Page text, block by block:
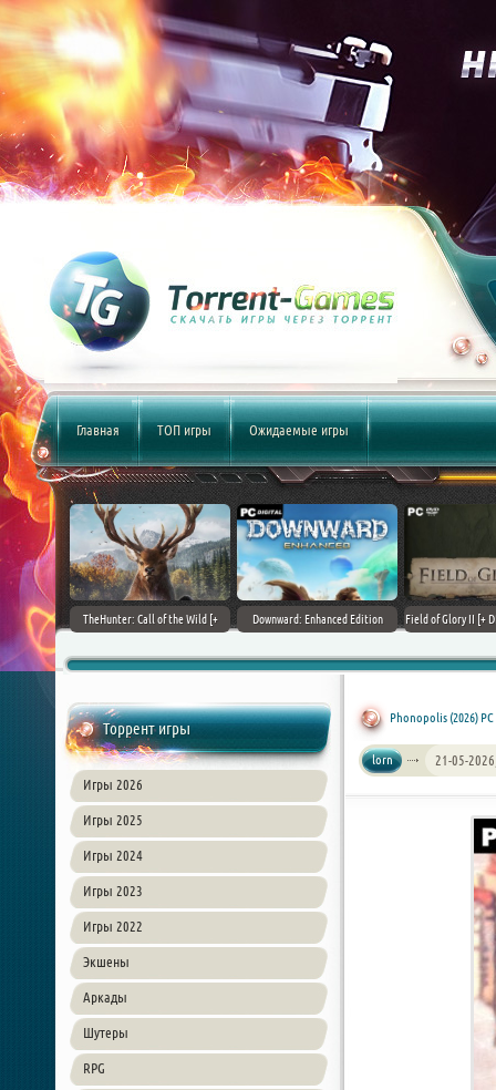
Главная ТОП игры Ожидаемые игры
(2017)
TheHunter: Call of the Wild [+
Downward: Enhanced Edition
Field of Glory II [+
Торрент игры
Игры 2026
Игры 2025
Игры 2024
Игры 2023
Игры 2022
Экшены
Аркады
Шутеры
RPG
Phonopolis (2026)
lorn 21-05-